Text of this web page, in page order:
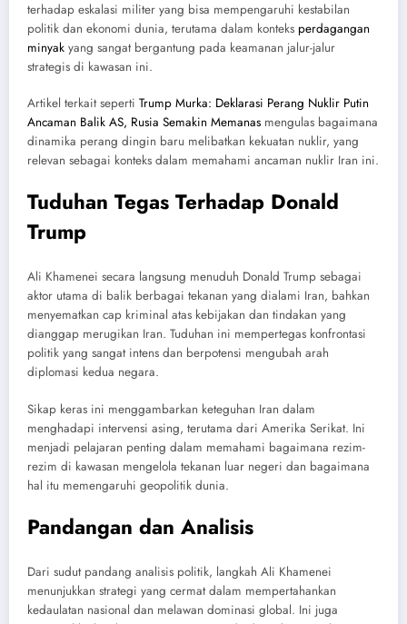
terhadap eskalasi militer yang bisa mempengaruhi kestabilan
politik dan ekonomi dunia, terutama dalam konteks perdagangan
minyak yang sangat bergantung pada keamanan jalur-jalur
strategis di kawasan ini.
Artikel terkait seperti Trump Murka: Deklarasi Perang Nuklir Putin
Ancaman Balik AS, Rusia Semakin Memanas mengulas bagaimana
dinamika perang dingin baru melibatkan kekuatan nuklir, yang
relevan sebagai konteks dalam memahami ancaman nuklir Iran ini.
Tuduhan Tegas Terhadap Donald
Trump
Ali Khamenei secara langsung menuduh Donald Trump sebagai
aktor utama di balik berbagai tekanan yang dialami Iran, bahkan
menyematkan cap kriminal atas kebijakan dan tindakan yang
dianggap merugikan Iran. Tuduhan ini mempertegas konfrontasi
politik yang sangat intens dan berpotensi mengubah arah
diplomasi kedua negara.
Sikap keras ini menggambarkan keteguhan Iran dalam
menghadapi intervensi asing, terutama dari Amerika Serikat. Ini
menjadi pelajaran penting dalam memahami bagaimana rezim-
rezim di kawasan mengelola tekanan luar negeri dan bagaimana
hal itu memengaruhi geopolitik dunia.
Pandangan dan Analisis
Dari sudut pandang analisis politik, langkah Ali Khamenei
menunjukkan strategi yang cermat dalam mempertahankan
kedaulatan nasional dan melawan dominasi global. Ini juga